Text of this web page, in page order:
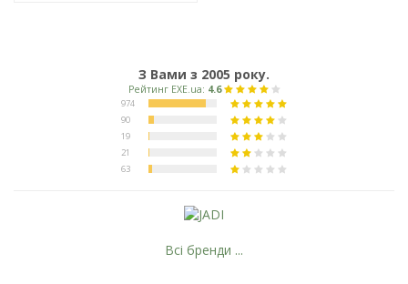
З Вами з 2005 року.
Всі бренди ...